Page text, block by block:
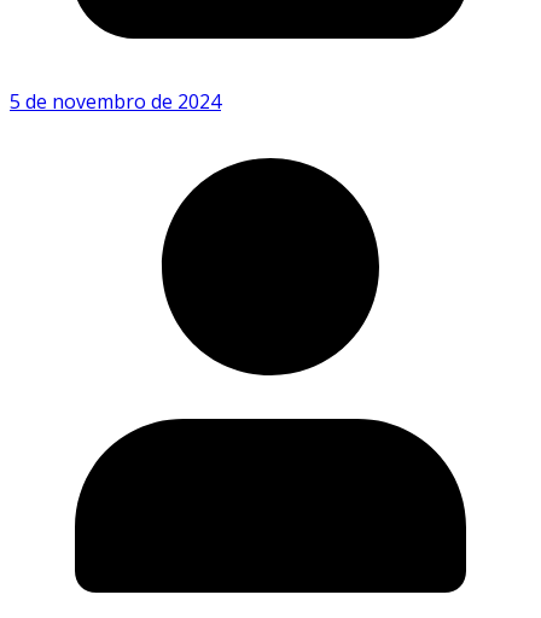
5 de novembro de 2024